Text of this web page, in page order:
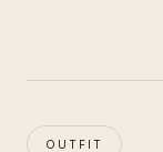
OUTFIT